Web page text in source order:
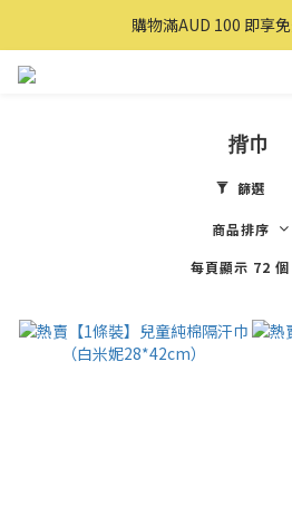
購買滿 $100 即享免費
購物滿AUD 100 即享
揹巾
篩選
商品排序
每頁顯示 72 個